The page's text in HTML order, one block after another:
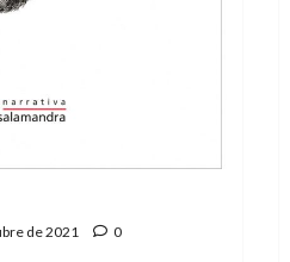
de 2021 0